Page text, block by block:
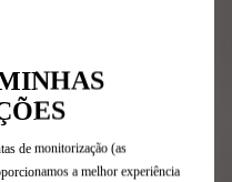
ATRAVÉS
de monitorização (as
a melhor experiência